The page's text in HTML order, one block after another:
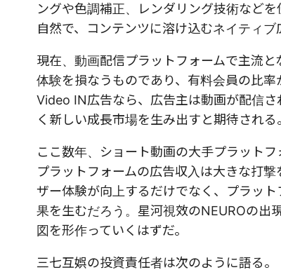
ングや色調補正、レンダリング技術など
自然で、コンテンツに溶け込むネイティブ
現在、動画配信プラットフォームで主流
体験を損なうものであり、有料会員の比
Video IN広告なら、広告主は動画が配信
く新しい成長市場を生み出すと期待される
ここ数年、ショート動画の大手プラット
プラットフォームの広告収入は大きな打
ザー体験が向上するだけでなく、プラッ
果を生むだろう。星河視效のNEUROの出
図を形作っていくはずだ。
三七互娯の投資責任者は次のように語る。